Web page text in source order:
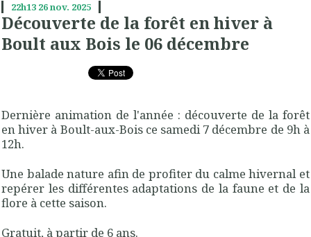
22h13 26nov. 2025
Découverte de la forêt en hiver à
Boult aux Bois le 06 décembre
Dernière animation de l'année : découverte de la forêt
en hiver à Boult-aux-Bois ce samedi 7 décembre de 9h à
12h.
Une balade nature afin de profiter du calme hivernal et
repérer les différentes adaptations de la faune et de la
flore à cette saison.
Gratuit, à partir de 6 ans.